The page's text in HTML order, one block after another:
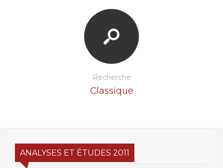
Recherche
Classique
ANALYSES ET ÉTUDES 2011